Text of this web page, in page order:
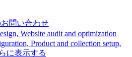
問い合わせ
Website audit and optimization
Product and collection setup,
に表示する